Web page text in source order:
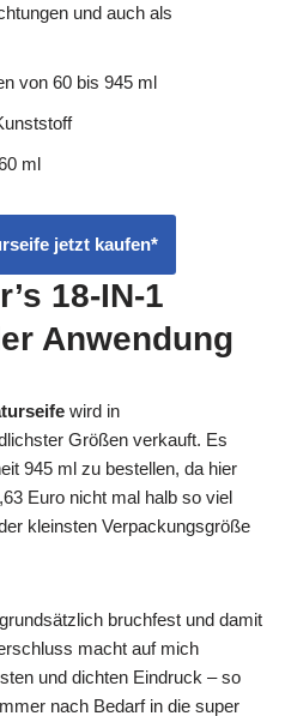
und auch als
von 60 bis 945 ml
ml
jetzt kaufen*
18-IN-1
Anwendung
wird in
Größen verkauft. Es
945 ml zu bestellen, da hier
Euro nicht mal halb so viel
kleinsten Verpackungsgröße
bruchfest und damit
macht auf mich
und dichten Eindruck – so
nach Bedarf in die super